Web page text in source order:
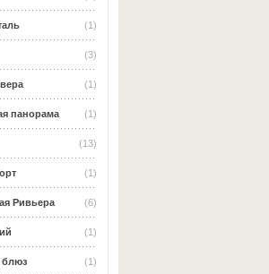
(1)
(3)
(1)
(1)
панорама
(13)
(1)
(6)
Ривьера
(1)
(1)